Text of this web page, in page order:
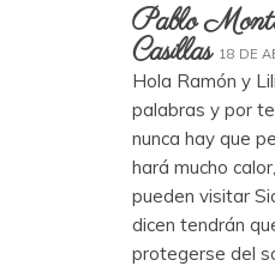
Pablo
Casillas 18 DE
Hola Ramón y
palabras y por
nunca hay que
hará mucho
pueden visitar
dicen tendrán
protegerse del